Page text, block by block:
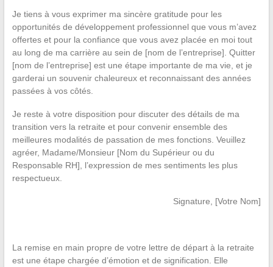
Je tiens à vous exprimer ma sincère gratitude pour les
opportunités de développement professionnel que vous m’avez
offertes et pour la confiance que vous avez placée en moi tout
au long de ma carrière au sein de [nom de l’entreprise]. Quitter
[nom de l’entreprise] est une étape importante de ma vie, et je
garderai un souvenir chaleureux et reconnaissant des années
passées à vos côtés.
Je reste à votre disposition pour discuter des détails de ma
transition vers la retraite et pour convenir ensemble des
meilleures modalités de passation de mes fonctions. Veuillez
agréer, Madame/Monsieur [Nom du Supérieur ou du
Responsable RH], l’expression de mes sentiments les plus
respectueux.
Signature, [Votre Nom]
La remise en main propre de votre lettre de départ à la retraite
est une étape chargée d’émotion et de signification. Elle